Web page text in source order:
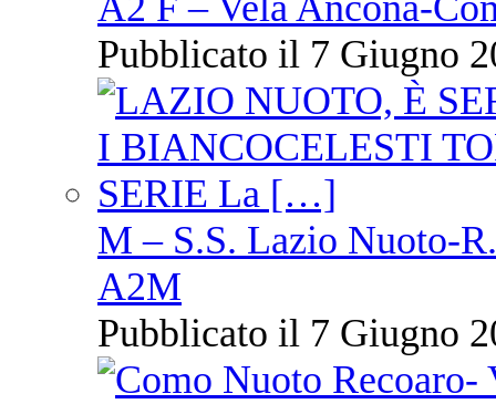
Pubblicato il 7 Giugno
M – S.S. Lazio Nuoto-
A2M
Pubblicato il 7 Giugno